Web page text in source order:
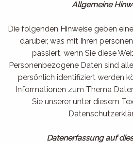
Allgemeine
Die folgenden Hinweise geben
darüber, was mit Ihren
passiert, wenn Sie diese
Personenbezogene Daten sind
persönlich identifiziert werden
Informationen zum Thema
Sie unserer unter diesem
Datenerfassung auf